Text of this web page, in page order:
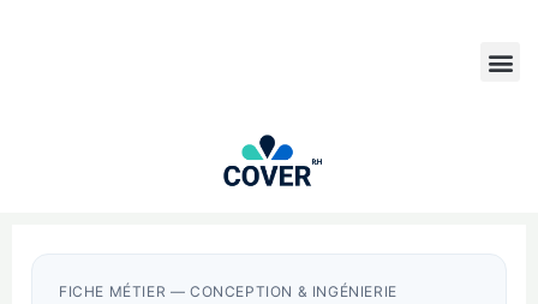
FICHE MÉTIER — CONCEPTION & INGÉNIERIE